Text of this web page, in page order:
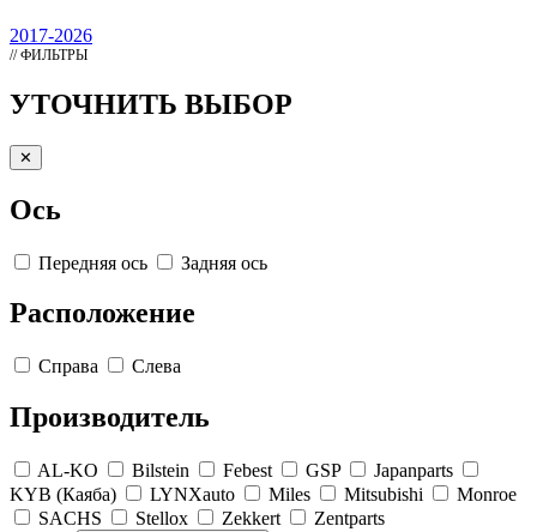
2017-2026
// ФИЛЬТРЫ
УТОЧНИТЬ ВЫБОР
✕
Ось
Передняя ось Задняя ось
Расположение
Справа Слева
Производитель
AL-KO Bilstein Febest GSP
Japanparts
KYB (Каяба)
LYNXauto Miles Mitsubishi
Monroe
SACHS
Stellox Zekkert Zentparts